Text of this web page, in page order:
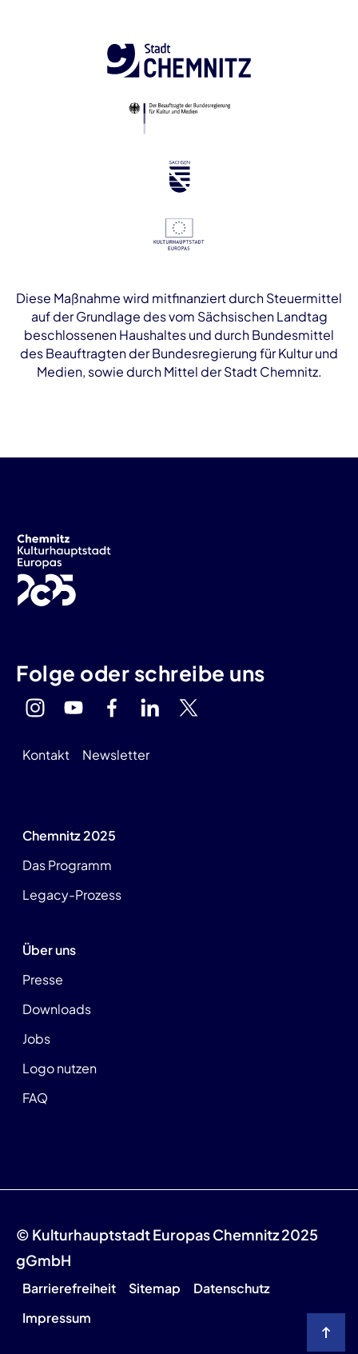
Diese Maßnahme wird mitfinanziert durch Steuermittel
auf der Grundlage des vom Sächsischen Landtag
beschlossenen Haushaltes und durch Bundesmittel
des Beauftragten der Bundesregierung für Kultur und
Medien, sowie durch Mittel der Stadt Chemnitz.
Folge oder schreibe uns
Kontakt Newsletter
Chemnitz 2025
Das Programm
Legacy-Prozess
Über uns
Presse
Downloads
Jobs
Logo nutzen
FAQ
© Kulturhauptstadt Europas Chemnitz 2025
gGmbH
Barrierefreiheit Sitemap
Datenschutz
Impressum